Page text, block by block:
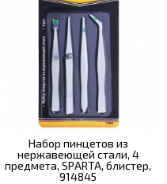
Набор пинцетов из
нержавеющей стали, 4
предмета, SPARTA, блистер,
914845